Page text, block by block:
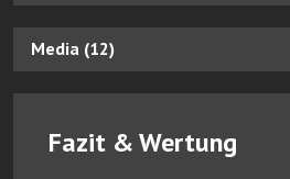
Media (12)
Fazit & Wertung